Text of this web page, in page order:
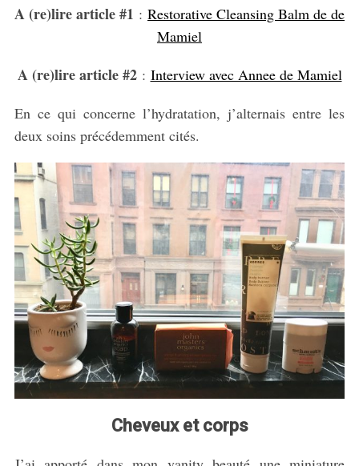
A (re)lire article #1 : Restorative Cleansing Balm de de
Mamiel
A (re)lire article #2: Interview avec Annee de Mamiel
En ce qui concerne l’hydratation, j’alternais entre les
deux soins précédemment cités.
Cheveux et corps
S
e
a
c
h
o
r
: